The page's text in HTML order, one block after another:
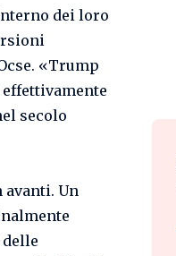
dei loro
«Trump
secolo
avanti. Un